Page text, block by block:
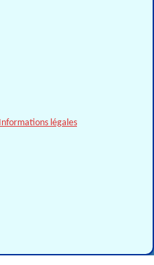
Informations légales